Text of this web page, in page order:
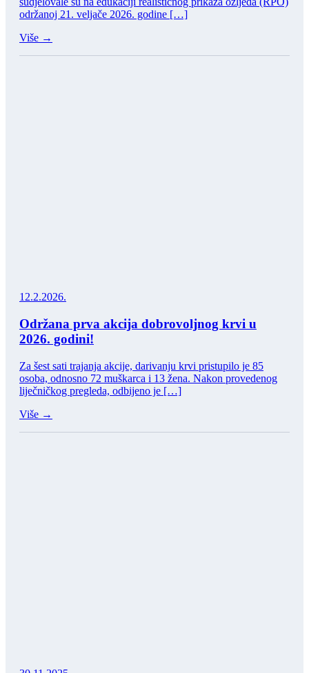
održanoj 21. veljače 2026. godine […]
Više →
12.2.2026.
Održana prva akcija dobrovoljnog krvi u
2026. godini!
Za šest sati trajanja akcije, darivanju krvi pristupilo je 85
osoba, odnosno 72 muškarca i 13 žena. Nakon provedenog
liječničkog pregleda, odbijeno je […]
Više →